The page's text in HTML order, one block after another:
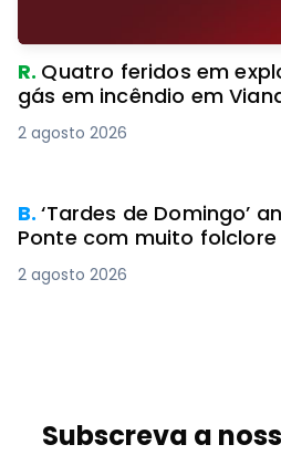
R. Quatro feridos em
gás em incêndio em
2 agosto 2026
B.‘Tardes de Domingo’
Ponte com muito folclore
2 agosto 2026
Subscreva a